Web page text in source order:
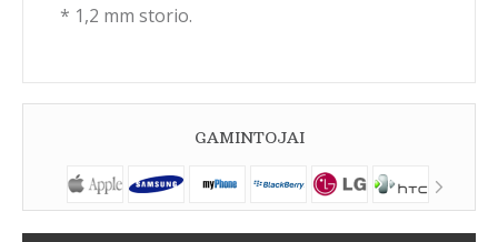
* 1,2 mm storio.
GAMINTOJAI